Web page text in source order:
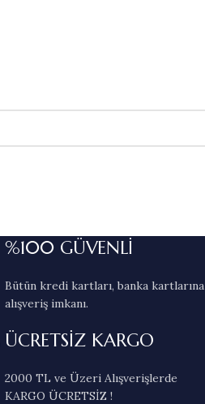
%100 GÜVENLİ
Bütün kredi kartları, banka kartlarına
alışveriş imkanı.
ÜCRETSİZ KARGO
2000 TL ve Üzeri Alışverişlerde
KARGO ÜCRETSİZ !